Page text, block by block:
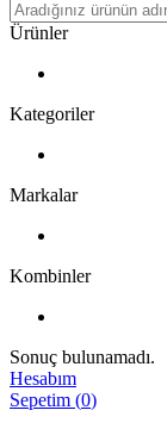
Ürünler
Kategoriler
Markalar
Kombinler
Sonuç bulunamadı.
Hesabım
Sepetim (0)